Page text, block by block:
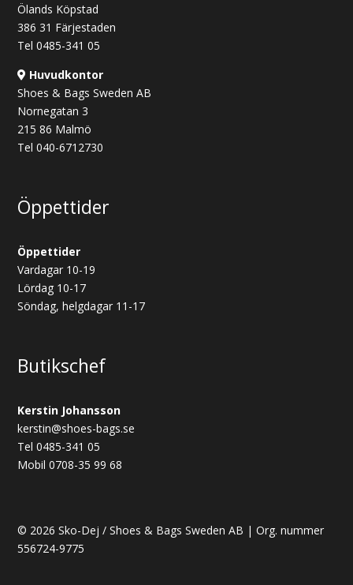
Ölands Köpstad
386 31 Färjestaden
Tel 0485-341 05
Huvudkontor
Shoes & Bags Sweden AB
Nornegatan 3
215 86 Malmö
Tel 040-6712730
Öppettider
Öppettider
Vardagar 10-19
Lördag 10-17
Söndag, helgdagar 11-17
Butikschef
Kerstin Johansson
kerstin@shoes-bags.se
Tel 0485-341 05
Mobil 0708-35 99 68
© 2026 Sko-Dej / Shoes & Bags Sweden AB | Org. nummer
556724-9775